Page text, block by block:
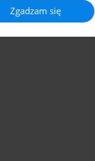
Zgadzam się